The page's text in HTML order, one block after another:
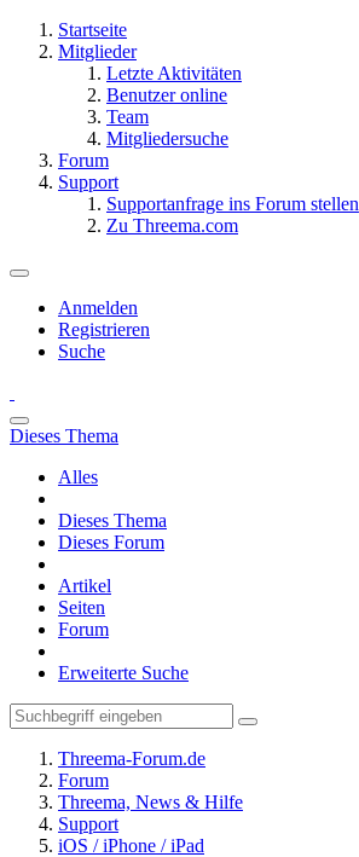
Startseite
Mitglieder
Letzte Aktivitäten
Benutzer online
Team
Mitgliedersuche
Forum
Support
Supportanfrage ins Forum stellen
Zu Threema.com
Anmelden
Registrieren
Suche
Dieses Thema
Alles
Dieses Thema
Dieses Forum
Artikel
Seiten
Forum
Erweiterte Suche
Threema-Forum.de
Forum
Threema, News & Hilfe
Support
iOS / iPhone / iPad